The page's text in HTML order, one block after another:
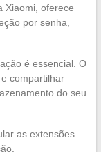
Xiaomi, oferece
por senha,
é essencial. O
compartilhar
do seu
as extensões